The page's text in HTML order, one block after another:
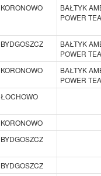
KORONOWO
BAŁTYK
POWER
BYDGOSZCZ
BAŁTYK
POWER
KORONOWO
BAŁTYK
POWER
ŁOCHOWO
KORONOWO
BYDGOSZCZ
BYDGOSZCZ